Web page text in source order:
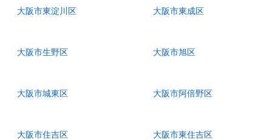
大阪市東淀川区 大阪市東成区
大阪市生野区 大阪市旭区
大阪市城東区 大阪市阿倍野区
大阪市住吉区 大阪市東住吉区